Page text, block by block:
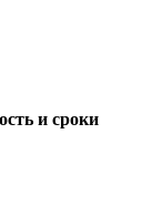
и сроки